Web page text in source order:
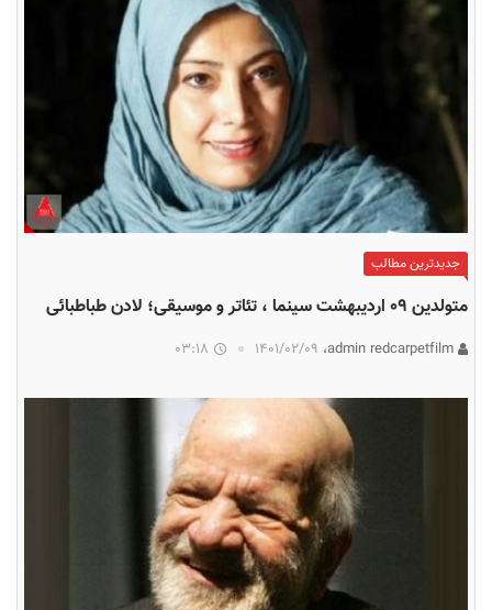
جدیدترین مطالب
متولدین ۰۹ اردیبهشت سینما ، تئاتر و موسیقی؛ لادن طباطبائی
۱۴۰۱/۰۲/۰۹ 03:18